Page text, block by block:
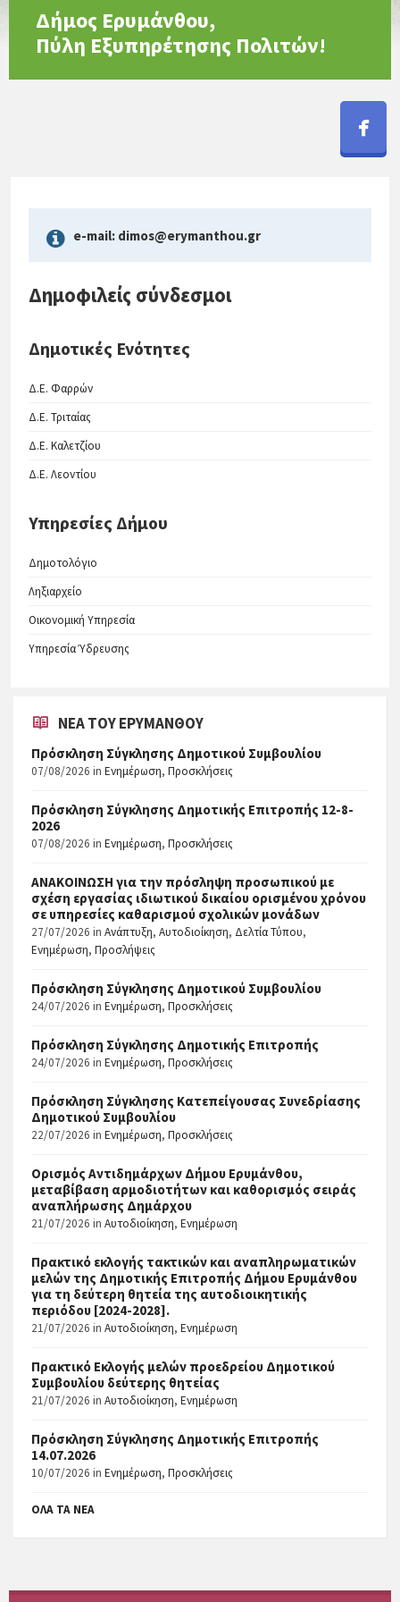
Δήμος Ερυμάνθου,
Πύλη Eξυπηρέτησης Πολιτών!
e-mail: dimos@erymanthou.gr
Δημοφιλείς σύνδεσμοι
Δημοτικές Ενότητες
Δ.Ε. Φαρρών
Δ.Ε. Τριταίας
Δ.Ε. Καλετζίου
Δ.Ε. Λεοντίου
Υπηρεσίες Δήμου
Δημοτολόγιο
Ληξιαρχείο
Οικονομική Υπηρεσία
Υπηρεσία Ύδρευσης
ΝΈΑ ΤΟΥ ΕΡΥΜΆΝΘΟΥ
Πρόσκληση Σύγκλησης Δημοτικού Συμβουλίου
07/08/2026 in Ενημέρωση, Προσκλήσεις
Πρόσκληση Σύγκλησης Δημοτικής Επιτροπής 12-8-
2026
07/08/2026 in Ενημέρωση, Προσκλήσεις
ΑΝΑΚΟΙΝΩΣΗ για την πρόσληψη προσωπικού με
σχέση εργασίας ιδιωτικού δικαίου ορισμένου χρόνου
σε υπηρεσίες καθαρισμού σχολικών μονάδων
27/07/2026 in Ανάπτυξη, Αυτοδιοίκηση, Δελτία Τύπου,
Ενημέρωση, Προσλήψεις
Πρόσκληση Σύγκλησης Δημοτικού Συμβουλίου
24/07/2026 in Ενημέρωση, Προσκλήσεις
Πρόσκληση Σύγκλησης Δημοτικής Επιτροπής
24/07/2026 in Ενημέρωση, Προσκλήσεις
Πρόσκληση Σύγκλησης Κατεπείγουσας Συνεδρίασης
Δημοτικού Συμβουλίου
22/07/2026 in Ενημέρωση, Προσκλήσεις
Ορισμός Αντιδημάρχων Δήμου Ερυμάνθου,
μεταβίβαση αρμοδιοτήτων και καθορισμός σειράς
αναπλήρωσης Δημάρχου
21/07/2026 in Αυτοδιοίκηση, Ενημέρωση
Πρακτικό εκλογής τακτικών και αναπληρωματικών
μελών της Δημοτικής Επιτροπής Δήμου Ερυμάνθου
για τη δεύτερη θητεία της αυτοδιοικητικής
περιόδου [2024-2028].
21/07/2026 in Αυτοδιοίκηση, Ενημέρωση
Πρακτικό Εκλογής μελών προεδρείου Δημοτικού
Συμβουλίου δεύτερης θητείας
21/07/2026 in Αυτοδιοίκηση, Ενημέρωση
Πρόσκληση Σύγκλησης Δημοτικής Επιτροπής
14.07.2026
10/07/2026 in Ενημέρωση, Προσκλήσεις
ΌΛΑ ΤΑ ΝΈΑ